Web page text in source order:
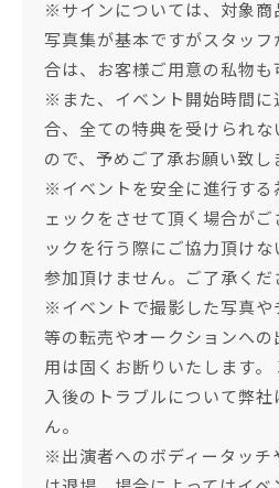
※サインについては、対象商
写真集が基本ですがスタッ
合は、お客様ご用意の私物も
※また、イベント開始時間に
合、全ての特典を受けられ
ので、予めご了承お願い致し
※イベントを安全に進行する
ェックをさせて頂く場合がご
ックを行う際にご協力頂け
参加頂けません。ご了承くだ
※イベントで撮影した写真や
等の転売やオークションへの
用は固くお断りいたします
入後のトラブルについて弊
ん。
※出演者へのボディータッチ